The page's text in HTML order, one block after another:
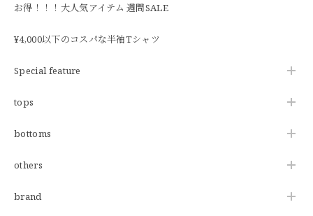
お得！！！大人気アイテム 週間SALE
¥4,000以下のコスパな半袖Tシャツ
Special feature
tops
bottoms
others
brand